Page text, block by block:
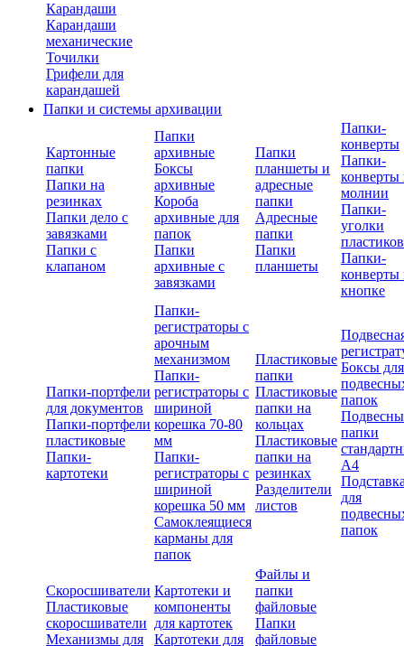
Карандаши
Карандаши
механические
Точилки
Грифели для
карандашей
Папки и системы архивации
Картонные
папки
Папки на
резинках
Папки дело с
завязками
Папки с
клапаном
Папки
архивные
Боксы
архивные
Короба
архивные для
папок
Папки
архивные с
завязками
Папки
планшеты и
адресные
папки
Адресные
папки
Папки
планшеты
Папки-
конверты
Папки-
конверты
молнии
Папки-
уголки
Папки-
конверты
кнопке
Папки-портфели
для документов
Папки-портфели
пластиковые
Папки-
картотеки
Папки-
регистраторы с
арочным
механизмом
Папки-
регистраторы с
шириной
корешка 70-80
мм
Папки-
регистраторы с
шириной
корешка 50 мм
Самоклеящиеся
карманы для
папок
Пластиковые
папки
Пластиковые
папки на
кольцах
Пластиковые
папки на
резинках
Разделители
листов
Боксы для
папок
папки
А4
для
папок
Скоросшиватели
Пластиковые
скоросшиватели
Механизмы для
Картотеки и
компоненты
для картотек
Картотеки для
Файлы и
папки
файловые
Папки
файловые